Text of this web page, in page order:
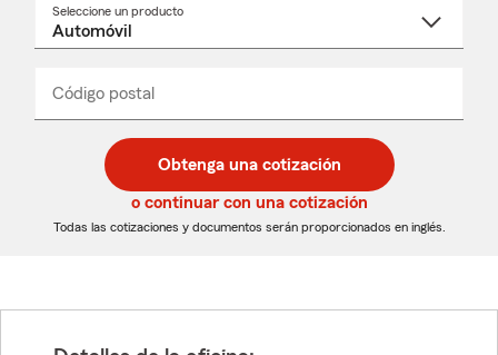
Seleccione un producto
desplegable
Código postal
de
5
dígitos
de
5
dígitos
_____
Obtenga una cotización
o continuar con una cotización
Todas las cotizaciones y documentos serán proporcionados en inglés.